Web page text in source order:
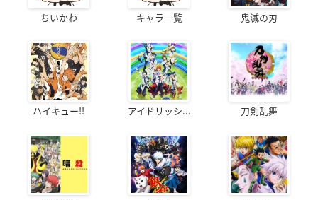
ちいかわ キャラ一覧 鬼滅の刃
ハイキュー!! アイドリッシ... 刀剣乱舞